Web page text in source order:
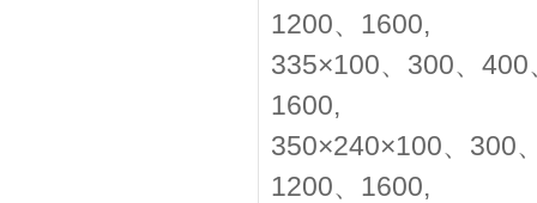
1200、1600,
335×100、300、
1600,
350×240×100、300
1200、1600,